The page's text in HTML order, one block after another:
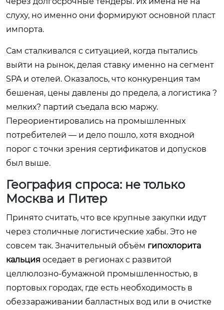
слуху, но именно они формируют основной пласт
импорта.
Сам сталкивался с ситуацией, когда пытались
выйти на рынок, делая ставку именно на сегмент
SPA и отелей. Оказалось, что конкуренция там
бешеная, цены давлены до предела, а логистика ?
мелких? партий съедала всю маржу.
Переориентировались на промышленных
потребителей — и дело пошло, хотя входной
порог с точки зрения сертификатов и допусков
был выше.
География спроса: не только
Москва и Питер
Принято считать, что все крупные закупки идут
через столичные логистические хабы. Это не
совсем так. Значительный объём гипохлорита
кальция оседает в регионах с развитой
целлюлозно-бумажной промышленностью, в
портовых городах, где есть необходимость в
обеззараживании балластных вод или в очистке